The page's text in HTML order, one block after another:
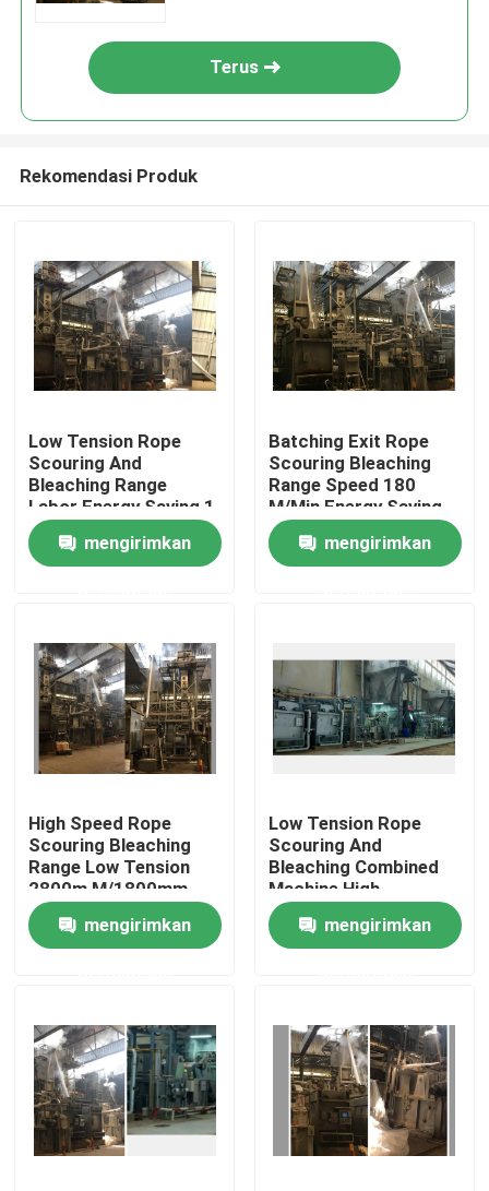
Rumah
Tentang kami
Tur Pabrik
Kontrol kualitas
Hubungi kami
Permintaan Penawaran
Mesin Finishing Stenter
Terus
Rekomendasi Produk
Low Tension Rope
Scouring And
Bleaching Range
Labor Energy Saving 1
Year Warranty
mengirimkan
Batching Exit Rope
Scouring Bleaching
Range Speed 180
M/Min Energy Saving
mengirimkan
High Speed Rope
Scouring Bleaching
Range Low Tension
2800m M/1800mm
Fabric Width
mengirimkan
Low Tension Rope
Scouring And
Bleaching Combined
Machine High
Efficiency
mengirimkan